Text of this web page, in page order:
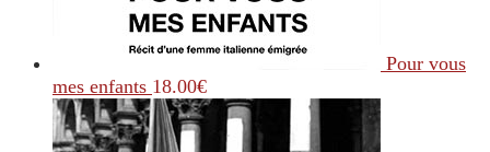
Pour vous
mes enfants 18.00€